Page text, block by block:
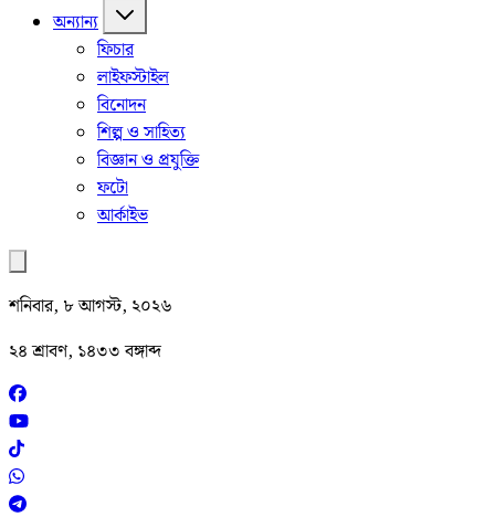
অন্যান্য
ফিচার
লাইফস্টাইল
বিনোদন
শিল্প ও সাহিত্য
বিজ্ঞান ও প্রযুক্তি
ফটো
আর্কাইভ
শনিবার, ৮ আগস্ট, ২০২৬
২৪ শ্রাবণ, ১৪৩৩ বঙ্গাব্দ